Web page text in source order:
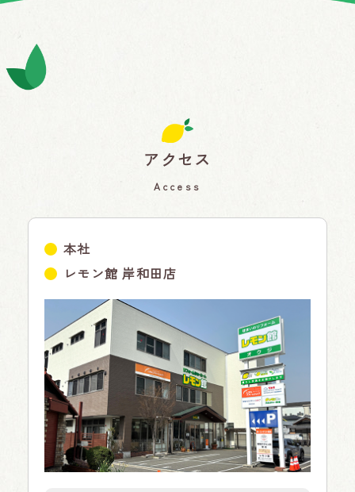
アクセス
Access
本社
レモン館 岸和田店